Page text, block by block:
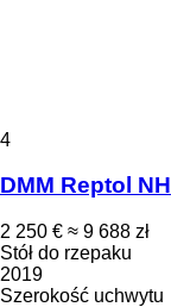
4
DMM Reptol NH
2 250 € ≈ 9 688 zł
Stół do rzepaku
2019
Szerokość uchwytu